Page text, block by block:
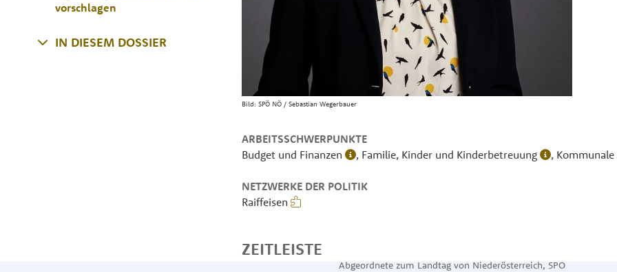
vorschlagen
IN DIESEM DOSSIER
Bild: SPÖ NÖ / Sebastian Wegerbauer
ARBEITSSCHWERPUNKTE
Budget und Finanzen
, Familie, Kinder und Kinderbetreuung ,
NETZWERKE DER POLITIK
Raiffeisen
ZEITLEISTE
Abgeordnete zum Landtag von Niederösterreich, SPÖ